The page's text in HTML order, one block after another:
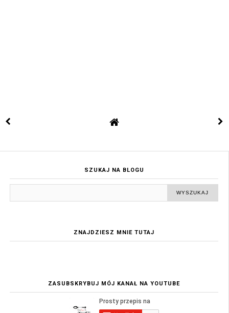
SZUKAJ NA BLOGU
ZNAJDZIESZ MNIE TUTAJ
ZASUBSKRYBUJ MÓJ KANAŁ NA YOUTUBE